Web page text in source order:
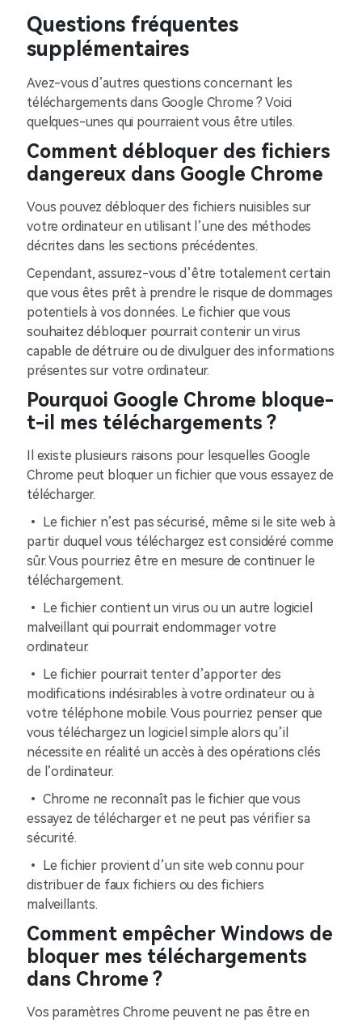
Questions fréquentes
supplémentaires
Avez-vous d’autres questions concernant les
téléchargements dans Google Chrome ? Voici
quelques-unes qui pourraient vous être utiles.
Comment débloquer des fichiers
dangereux dans Google Chrome
Vous pouvez débloquer des fichiers nuisibles sur
votre ordinateur en utilisant l’une des méthodes
décrites dans les sections précédentes.
Cependant, assurez-vous d’être totalement certain
que vous êtes prêt à prendre le risque de dommages
potentiels à vos données. Le fichier que vous
souhaitez débloquer pourrait contenir un virus
capable de détruire ou de divulguer des informations
présentes sur votre ordinateur.
Pourquoi Google Chrome bloque-
t-il mes téléchargements ?
Il existe plusieurs raisons pour lesquelles Google
Chrome peut bloquer un fichier que vous essayez de
télécharger.
• Le fichier n’est pas sécurisé, même si le site web à
partir duquel vous téléchargez est considéré comme
sûr. Vous pourriez être en mesure de continuer le
téléchargement.
• Le fichier contient un virus ou un autre logiciel
malveillant qui pourrait endommager votre
ordinateur.
• Le fichier pourrait tenter d’apporter des
modifications indésirables à votre ordinateur ou à
votre téléphone mobile. Vous pourriez penser que
vous téléchargez un logiciel simple alors qu’il
nécessite en réalité un accès à des opérations clés
de l’ordinateur.
• Chrome ne reconnaît pas le fichier que vous
essayez de télécharger et ne peut pas vérifier sa
sécurité.
• Le fichier provient d’un site web connu pour
distribuer de faux fichiers ou des fichiers
malveillants.
Comment empêcher Windows de
bloquer mes téléchargements
dans Chrome ?
Vos paramètres Chrome peuvent ne pas être en